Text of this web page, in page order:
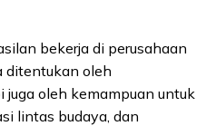
bekerja di perusahaan
ditentukan oleh
oleh kemampuan untuk
lintas budaya, dan